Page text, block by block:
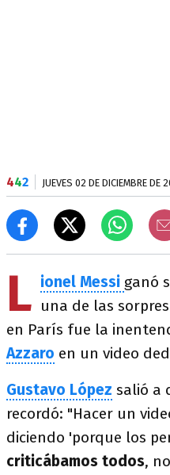
442 JUEVES 02 DE DICIEMBRE DE
L ionel Messi ganó
una de las
en París fue la
Azzaro en un video
Gustavo López salió a
recordó: "Hacer un
diciendo 'porque los
criticábamos todos,